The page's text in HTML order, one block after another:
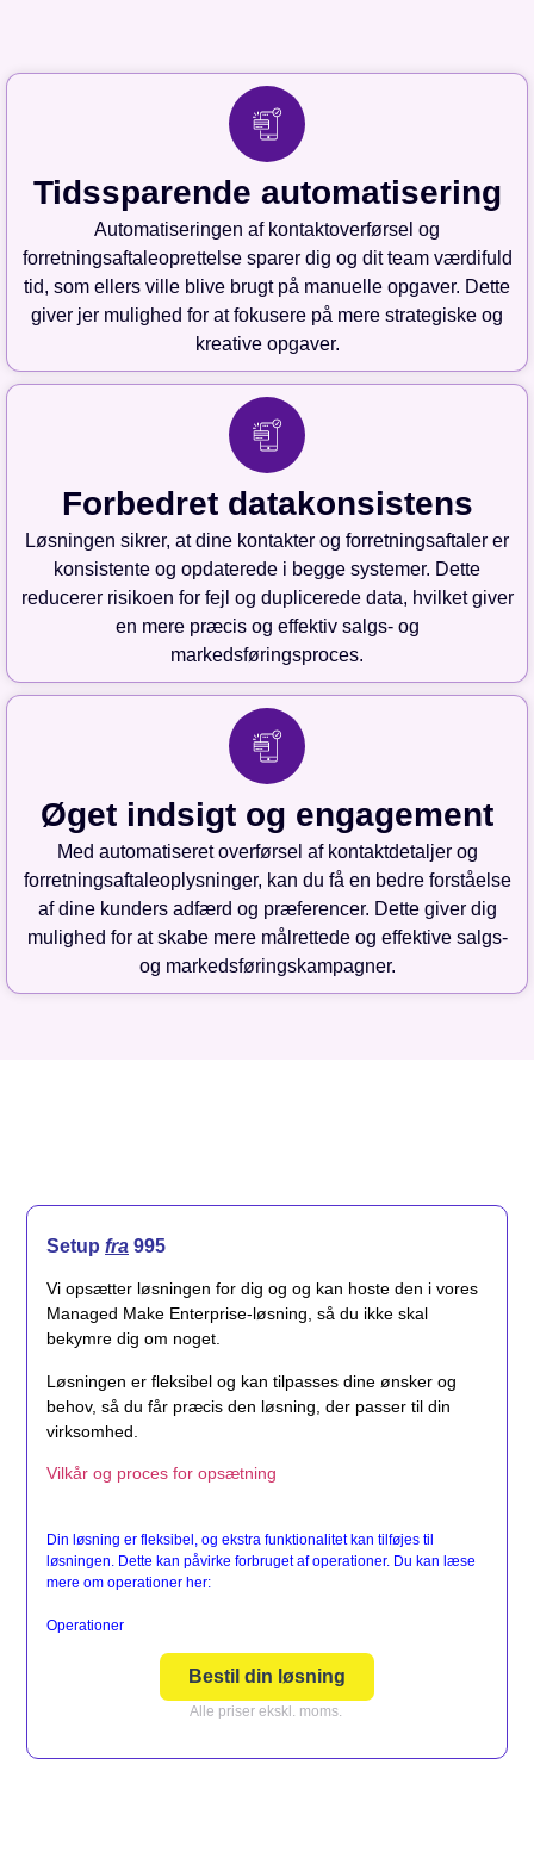
Tidssparende automatisering
Automatiseringen af kontaktoverførsel og
forretningsaftaleoprettelse sparer dig og dit team værdifuld
tid, som ellers ville blive brugt på manuelle opgaver. Dette
giver jer mulighed for at fokusere på mere strategiske og
kreative opgaver.
Forbedret datakonsistens
Løsningen sikrer, at dine kontakter og forretningsaftaler er
konsistente og opdaterede i begge systemer. Dette
reducerer risikoen for fejl og duplicerede data, hvilket giver
en mere præcis og effektiv salgs- og
markedsføringsproces.
Øget indsigt og engagement
Med automatiseret overførsel af kontaktdetaljer og
forretningsaftaleoplysninger, kan du få en bedre forståelse
af dine kunders adfærd og præferencer. Dette giver dig
mulighed for at skabe mere målrettede og effektive salgs-
og markedsføringskampagner.
Setup fra 995
Vi opsætter løsningen for dig og og kan hoste den i vores
Managed Make Enterprise-løsning, så du ikke skal
bekymre dig om noget.
Løsningen er fleksibel og kan tilpasses dine ønsker og
behov, så du får præcis den løsning, der passer til din
virksomhed.
Vilkår og proces for opsætning
Din løsning er fleksibel, og ekstra funktionalitet kan tilføjes til
løsningen. Dette kan påvirke forbruget af operationer. Du kan læse
mere om operationer her:
Operationer
Bestil din løsning
Alle priser ekskl. moms.